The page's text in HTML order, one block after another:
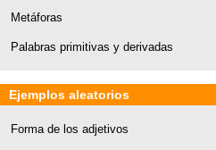
Metáforas
Palabras primitivas y derivadas
Ejemplos aleatorios
Forma de los adjetivos